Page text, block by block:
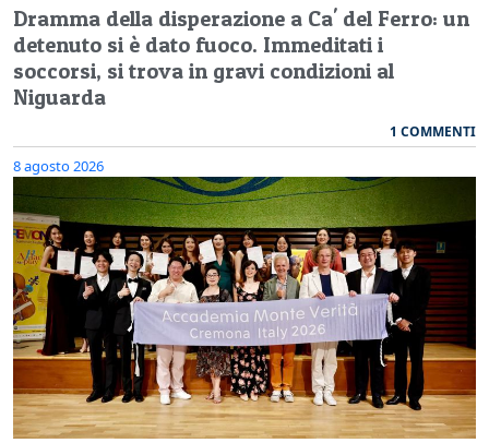
Dramma della disperazione a Ca' del Ferro: un
detenuto si è dato fuoco. Immeditati i
soccorsi, si trova in gravi condizioni al
Niguarda
1 COMMENTI
8 agosto 2026